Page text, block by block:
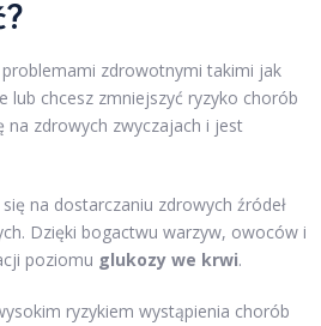
zdrowotnymi takimi jak
lub chcesz zmniejszyć ryzyko chorób
na zdrowych zwyczajach i jest
na dostarczaniu zdrowych źródeł
Dzięki bogactwu warzyw, owoców i
poziomu glukozy we krwi.
ryzykiem wystąpienia chorób